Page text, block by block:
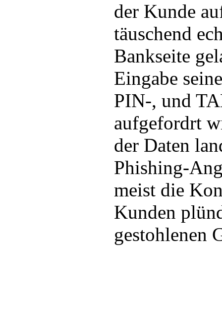
der Kunde
täuschend
Bankseite
Eingabe
PIN-, und
aufgefordrt
der Daten
Phishing-
meist die
Kunden
gestohlenen